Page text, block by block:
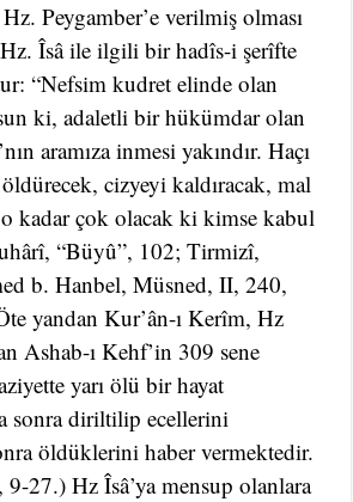
Peygamber’e verilmiş olması
Îsâ ile ilgili bir hadîs-i şerîfte
“Nefsim kudret elinde olan
ki, adaletli bir hükümdar olan
aramıza inmesi yakındır. Haçı
cizyeyi kaldıracak, mal
o kadar çok olacak ki kimse kabul
“Büyû”, 102; Tirmizî,
b. Hanbel, Müsned, II, 240,
yandan Kur’ân-ı Kerîm, Hz
Ashab-ı Kehf’in 309 sene
yarı ölü bir hayat
sonra diriltilip ecellerini
öldüklerini haber vermektedir.
27.) Hz Îsâ’ya mensup olanlara